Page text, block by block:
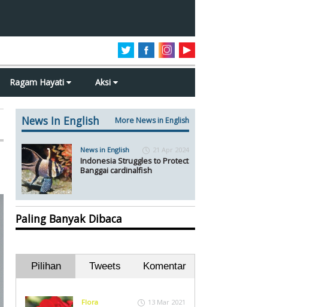
Ragam Hayati Aksi
News In English More News in English
News in English 21 Apr 2024
Indonesia Struggles to Protect
Banggai cardinalfish
Paling Banyak Dibaca
Pilihan Tweets Komentar
Flora 13 Mar 2021